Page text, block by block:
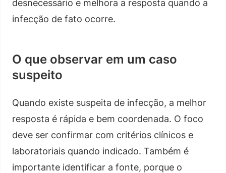
desnecessário e melhora a resposta quando a
infecção de fato ocorre.
O que observar em um caso
suspeito
Quando existe suspeita de infecção, a melhor
resposta é rápida e bem coordenada. O foco
deve ser confirmar com critérios clínicos e
laboratoriais quando indicado. Também é
importante identificar a fonte, porque o